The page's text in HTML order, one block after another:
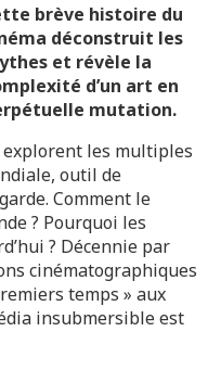
brève histoire du
déconstruit les
et révèle la
d’un art en
mutation.
les multiples
outil de
Comment le
? Pourquoi les
? Décennie par
cinématographiques
temps » aux
insubmersible est